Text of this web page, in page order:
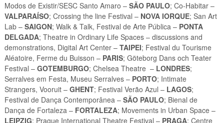
Modos de Existir/SESC Santo Amaro –SÃO PAULO; Co-Habitar –
VALPARAÍSO; Crossing the line Festival – NOVA IORQUE; San Art
Lab – SAIGON; Walk & Talk, Festival de Arte Pública – PONTA
DELGADA; Theatre in Ordinary Life Spaces – discussions and
demonstrations, Digital Art Center –TAIPEI; Festival du Tourisme
Aléatoire, Ferme du Buisson – PARIS; Göteborg Dans och Teater
Festival – GOTEMBURGO; Chelsea Theatre – LONDRES;
Serralves em Festa, Museu Serralves – PORTO; Intimate
Strangers, Vooruit – GHENT; Festival Verão Azul – LAGOS;
Festival de Dança Contemporânea – SÃO PAULO; Bienal de
Dança de Fortaleza – FORTALEZA; Movements in Urban Space –
LEIPZIG; Prague International Theatre Festival – PRAGA; Centre